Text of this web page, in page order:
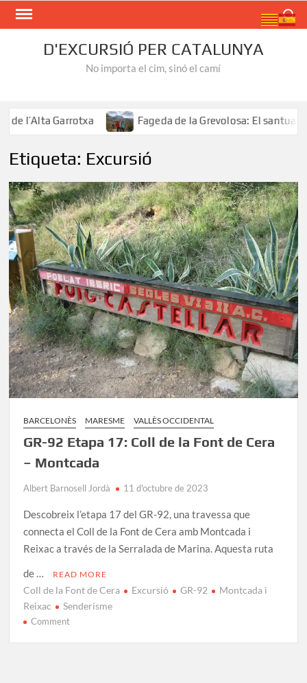
Skip
D'EXCURSIÓ PER CATALUNYA
No importa el cim, sinó el camí
l’Alta Garrotxa Fageda de la Grevolosa: El santuari
Etiqueta: Excursió
BARCELONÈS MARESME VALLÈS OCCIDENTAL
GR-92 Etapa 17: Coll de la Font de Cera
– Montcada
Albert Barnosell Jordà 11 d'octubre de 2023
Descobreix l’etapa 17 del GR-92, una travessa que
connecta el Coll de la Font de Cera amb Montcada i
Reixac a través de la Serralada de Marina. Aquesta ruta
de …
READ MORE
Coll de la Font de Cera Excursió GR-92
Montcada i
Reixac
Senderisme
Commenton